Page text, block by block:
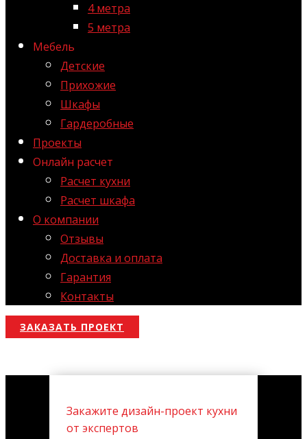
4 метра
5 метра
Мебель
Детские
Прихожие
Шкафы
Гардеробные
Проекты
Онлайн расчет
Расчет кухни
Расчет шкафа
О компании
Отзывы
Доставка и оплата
Гарантия
Контакты
ЗАКАЗАТЬ ПРОЕКТ
Закажите дизайн-проект кухни
от экспертов